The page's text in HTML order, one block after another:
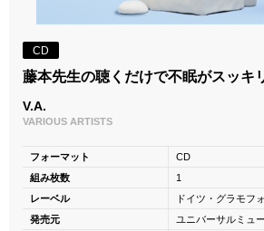
CD
藤本先生の聴くだけで不眠がスッキ
V.A.
VARIOUS ARTISTS
フォーマット
CD
組み枚数
1
レーベル
ドイツ・グラモフ
発売元
ユニバーサルミュ